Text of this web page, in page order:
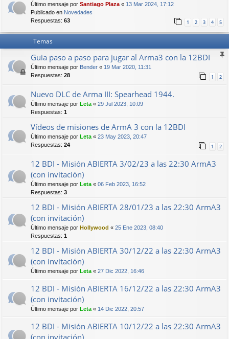
Último mensaje por Santiago Plaza « 13 Mar 2024, 17:12
Publicado en Novedades
Respuestas: 63 1 2 3 4 5
Temas
Guia paso a paso para jugar al Arma3 con la 12BDI
Último mensaje por Bender « 19 Mar 2020, 11:31
Respuestas: 28 1 2
Nuevo DLC de Arma III: Spearhead 1944.
Último mensaje por Leta « 29 Jul 2023, 10:09
Respuestas: 1
Vídeos de misiones de ArmA 3 con la 12BDI
Último mensaje por Leta « 23 May 2023, 20:47
Respuestas: 24 1 2
12 BDI - Misión ABIERTA 3/02/23 a las 22:30 ArmA3
(con invitación)
Último mensaje por Leta « 06 Feb 2023, 16:52
Respuestas: 3
12 BDI - Misión ABIERTA 28/01/23 a las 22:30 ArmA3
(con invitación)
Último mensaje por Hollywood « 25 Ene 2023, 08:40
Respuestas: 1
12 BDI - Misión ABIERTA 30/12/22 a las 22:30 ArmA3
(con invitación)
Último mensaje por Leta « 27 Dic 2022, 16:46
12 BDI - Misión ABIERTA 16/12/22 a las 22:30 ArmA3
(con invitación)
Último mensaje por Leta « 14 Dic 2022, 20:57
12 BDI - Misión ABIERTA 10/12/22 a las 22:30 ArmA3
(con invitación)